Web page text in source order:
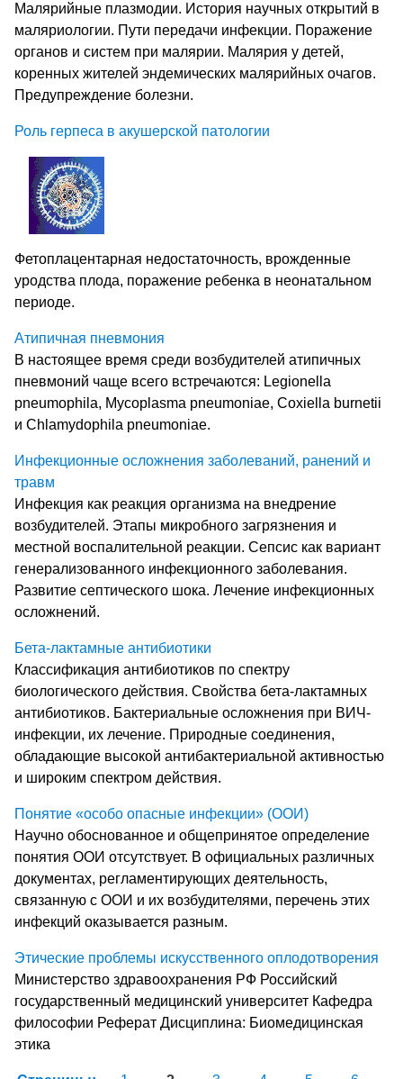
Малярийные плазмодии. История научных открытий в
маляриологии. Пути передачи инфекции. Поражение
органов и систем при малярии. Малярия у детей,
коренных жителей эндемических малярийных очагов.
Предупреждение болезни.
Роль герпеса в акушерской патологии
Фетоплацентарная недостаточность, врожденные
уродства плода, поражение ребенка в неонатальном
периоде.
Атипичная пневмония
В настоящее время среди возбудителей атипичных
пневмоний чаще всего встречаются: Legionella
pneumophila, Mycoplasma pneumoniae, Coxiella burnetii
и Chlamydophila pneumoniae.
Инфекционные осложнения заболеваний, ранений и
травм
Инфекция как реакция организма на внедрение
возбудителей. Этапы микробного загрязнения и
местной воспалительной реакции. Сепсис как вариант
генерализованного инфекционного заболевания.
Развитие септического шока. Лечение инфекционных
осложнений.
Бета-лактамные антибиотики
Классификация антибиотиков по спектру
биологического действия. Свойства бета-лактамных
антибиотиков. Бактериальные осложнения при ВИЧ-
инфекции, их лечение. Природные соединения,
обладающие высокой антибактериальной активностью
и широким спектром действия.
Понятие «особо опасные инфекции» (ООИ)
Научно обоснованное и общепринятое определение
понятия ООИ отсутствует. В официальных различных
документах, регламентирующих деятельность,
связанную с ООИ и их возбудителями, перечень этих
инфекций оказывается разным.
Этические проблемы искусственного оплодотворения
Министерство здравоохранения РФ Российский
государственный медицинский университет Кафедра
философии Реферат Дисциплина: Биомедицинская
этика